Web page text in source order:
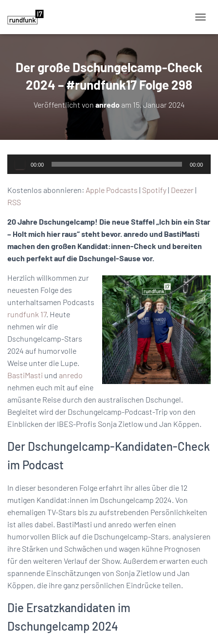
Der große Dschungelcamp-Check
2024 – #rundfunk17 Folge 298
Veröffentlicht von anredoam 15. Januar 2024
Player
00:00 00:00
Kostenlos abonnieren: Apple Podcasts | Spotify| Deezer|
RSS
20 Jahre Dschungelcamp! Die neue Staffel „Ich bin ein Star
– Holt mich hier raus“ steht bevor. anredo und BastiMasti
machen den großen Kandidat:innen-Check und bereiten
euch perfekt auf die Dschungel-Sause vor.
Herzlich willkommen zur
neuesten Folge des
unterhaltsamen Podcasts
rundfunk 17. Heute
nehmen wir die
Dschungelcamp-Stars
2024 auf humorvolle
Weise unter die Lupe.
BastiMasti und anredo
nehmen euch mit auf eine
amüsante Reise durch den australischen Dschungel.
Begleitet wird der Dschungelcamp-Podcast-Trip von den
Einblicken der IBES-Profis Sonja Zietlow und Jan Köppen.
Der Dschungelcamp-Kandidaten-Check
im Podcast
In dieser besonderen Folge erfahrt ihr alles über die 12
mutigen Kandidat:innen im Dschungelcamp 2024. Von
ehemaligen TV-Stars bis zu aufstrebenden Persönlichkeiten
ist alles dabei. BastiMasti und anredo werfen einen
humorvollen Blick auf die Dschungelcamp-Stars, analysieren
ihre Stärken und Schwächen und wagen kühne Prognosen
für den weiteren Verlauf der Show. Außerdem erwarten euch
spannende Einschätzungen von Sonja Zietlow und Jan
Köppen, die ihre ganz persönlichen Eindrücke teilen.
Die Ersatzkandidaten im
Dschungelcamp 2024